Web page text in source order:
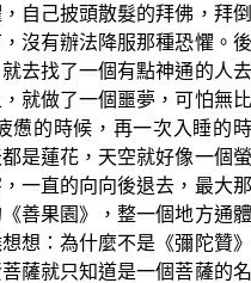
自己披頭散髮的拜佛，拜倒
沒有辦法降服那種恐懼。後
去找了一個有點神通的人去
就做了一個噩夢，可怕無比
憊的時候，再一次入睡的時
是蓮花，天空就好像一個螢
一直的向向後退去，最大那
善果園》，整一個地方通體
想：為什麼不是《彌陀贊》
薩就只知道是一個菩薩的名